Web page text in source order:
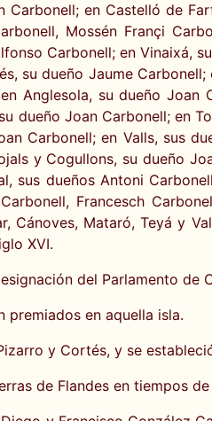
en Castelló de
Mossén Françi
Carbonell; en Vinaixá,
su dueño Jaume
Anglesola, su dueño
dueño Joan Carbonell; en
Carbonell; en Valls, sus
y Cogullons, su dueño
sus dueños Antoni
Francesch
Mataró, Teyá y
XVI.
del Parlamento de
premiados en aquella isla.
y Cortés, y se
de Flandes en tiempos